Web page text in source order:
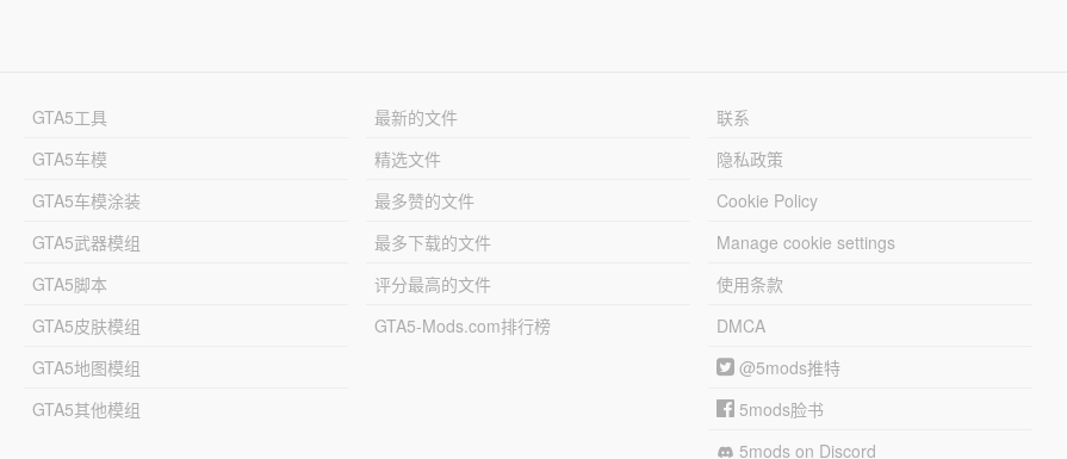
GTA5工具
GTA5车模
GTA5车模涂装
GTA5武器模组
GTA5脚本
GTA5皮肤模组
GTA5地图模组
GTA5其他模组
最新的文件
精选文件
最多赞的文件
最多下载的文件
评分最高的文件
GTA5-Mods.com排行榜
联系
隐私政策
Cookie Policy
Manage cookie settings
使用条款
DMCA
@5mods推特
5mods脸书
5mods on Discord